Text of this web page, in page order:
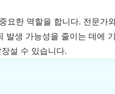
요한 역할을 합니다. 전문가
발생 가능성을 줄이는 데에
설 수 있습니다.